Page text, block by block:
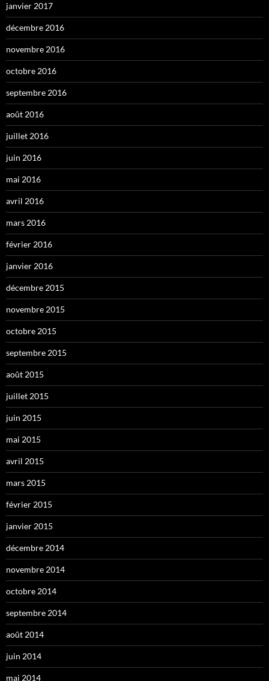
janvier 2017
décembre 2016
novembre 2016
octobre 2016
septembre 2016
août 2016
juillet 2016
juin 2016
mai 2016
avril 2016
mars 2016
février 2016
janvier 2016
décembre 2015
novembre 2015
octobre 2015
septembre 2015
août 2015
juillet 2015
juin 2015
mai 2015
avril 2015
mars 2015
février 2015
janvier 2015
décembre 2014
novembre 2014
octobre 2014
septembre 2014
août 2014
juin 2014
mai 2014